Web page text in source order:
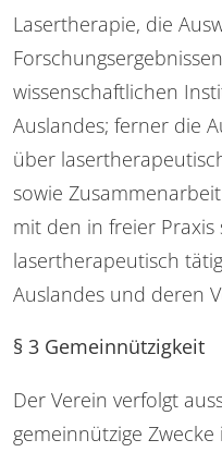
Lasertherapie, die
wissenschaftlichen
Auslandes; ferner die
über
sowie
mit den in freier Praxis
lasertherapeutisch
Auslandes und deren
§ 3 Gemeinnützigkeit
Der Verein verfolgt
gemeinnützige